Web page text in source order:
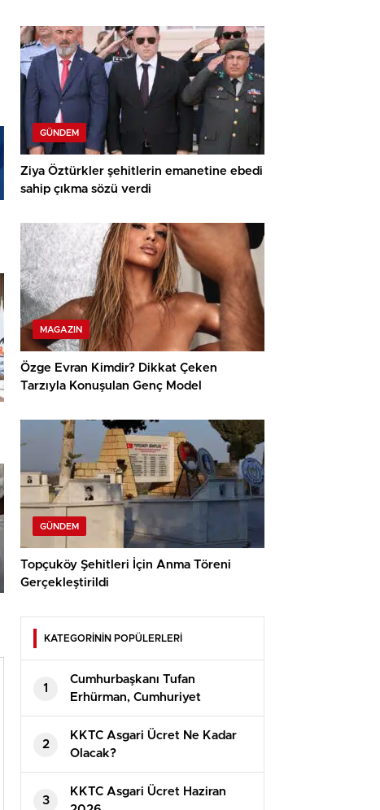
GÜNDEM
Ziya Öztürkler şehitlerin emanetine ebedi
sahip çıkma sözü verdi
MAGAZIN
Özge Evran Kimdir? Dikkat Çeken
Tarzıyla Konuşulan Genç Model
GÜNDEM
Topçuköy Şehitleri İçin Anma Töreni
Gerçekleştirildi
KATEGORİNİN POPÜLERLERİ
1
Cumhurbaşkanı Tufan
Erhürman, Cumhuriyet
Güvenlik Kurulu’nu Topladı
2
KKTC Asgari Ücret Ne Kadar
Olacak?
3
⁠KKTC Asgari Ücret Haziran